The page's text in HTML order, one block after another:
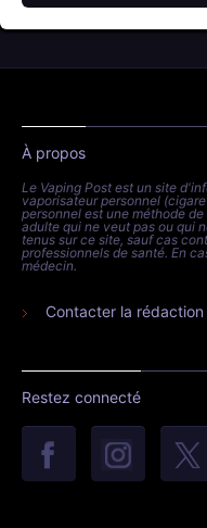
À propos
Le Vaping Post est un site
vaporisateur personnel
personnel est une méthode
adulte qui ne veut pas ou qui
tenus sur ce site, sauf cas
professionnels de santé. En
médecin.
Contacter la rédaction
Restez connecté